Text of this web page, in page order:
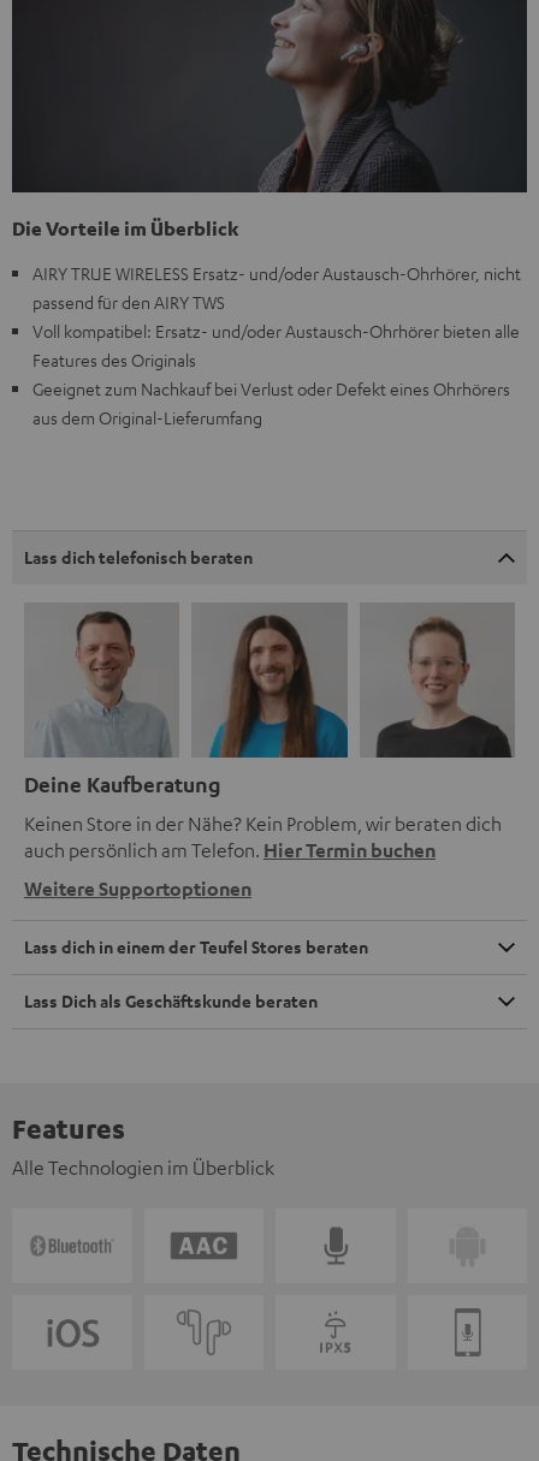
Die Vorteile im Überblick
AIRY TRUE WIRELESS Ersatz- und/oder Austausch-Ohrhörer, nicht
passend für den AIRY TWS
Voll kompatibel: Ersatz- und/oder Austausch-Ohrhörer bieten alle
Features des Originals
Geeignet zum Nachkauf bei Verlust oder Defekt eines Ohrhörers
aus dem Original-Lieferumfang
Lass dich telefonisch beraten
Deine Kaufberatung
Keinen Store in der Nähe? Kein Problem, wir beraten dich
auch persönlich am Telefon. Hier Termin buchen
Weitere Supportoptionen
Lass dich in einem der Teufel Stores beraten
Lass Dich als Geschäftskunde beraten
Features
Alle Technologien im Überblick
Technische Daten